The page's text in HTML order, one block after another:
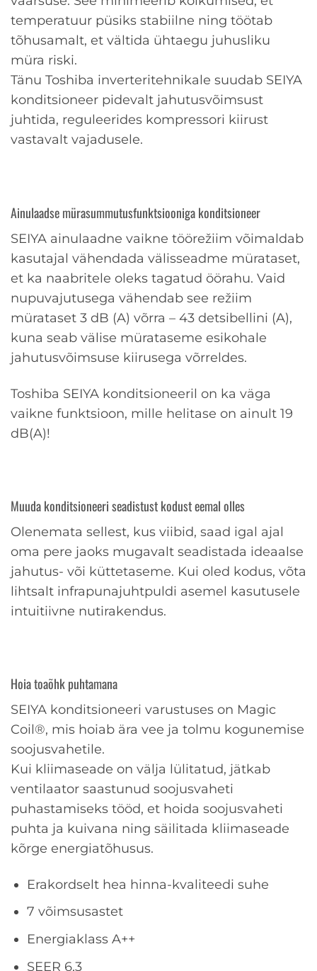
temperatuur püsiks stabiilne ning töötab
tõhusamalt, et vältida ühtaegu juhusliku
müra riski.
Tänu Toshiba inverteritehnikale suudab SEIYA
konditsioneer pidevalt jahutusvõimsust
juhtida, reguleerides kompressori kiirust
vastavalt vajadusele.
Ainulaadse mürasummutusfunktsiooniga konditsioneer
SEIYA ainulaadne vaikne töörežiim võimaldab
kasutajal vähendada välisseadme mürataset,
et ka naabritele oleks tagatud öörahu. Vaid
nupuvajutusega vähendab see režiim
mürataset 3 dB (A) võrra – 43 detsibellini (A),
kuna seab välise mürataseme esikohale
jahutusvõimsuse kiirusega võrreldes.
Toshiba SEIYA konditsioneeril on ka väga
vaikne funktsioon, mille helitase on ainult 19
dB(A)!
Muuda konditsioneeri seadistust kodust eemal olles
Olenemata sellest, kus viibid, saad igal ajal
oma pere jaoks mugavalt seadistada ideaalse
jahutus- või küttetaseme. Kui oled kodus, võta
lihtsalt infrapunajuhtpuldi asemel kasutusele
intuitiivne nutirakendus.
Hoia toaõhk puhtamana
SEIYA konditsioneeri varustuses on Magic
Coil®, mis hoiab ära vee ja tolmu kogunemise
soojusvahetile.
Kui kliimaseade on välja lülitatud, jätkab
ventilaator saastunud soojusvaheti
puhastamiseks tööd, et hoida soojusvaheti
puhta ja kuivana ning säilitada kliimaseade
kõrge energiatõhusus.
Erakordselt hea hinna-kvaliteedi suhe
7 võimsusastet
Energiaklass A++
SEER 6,3